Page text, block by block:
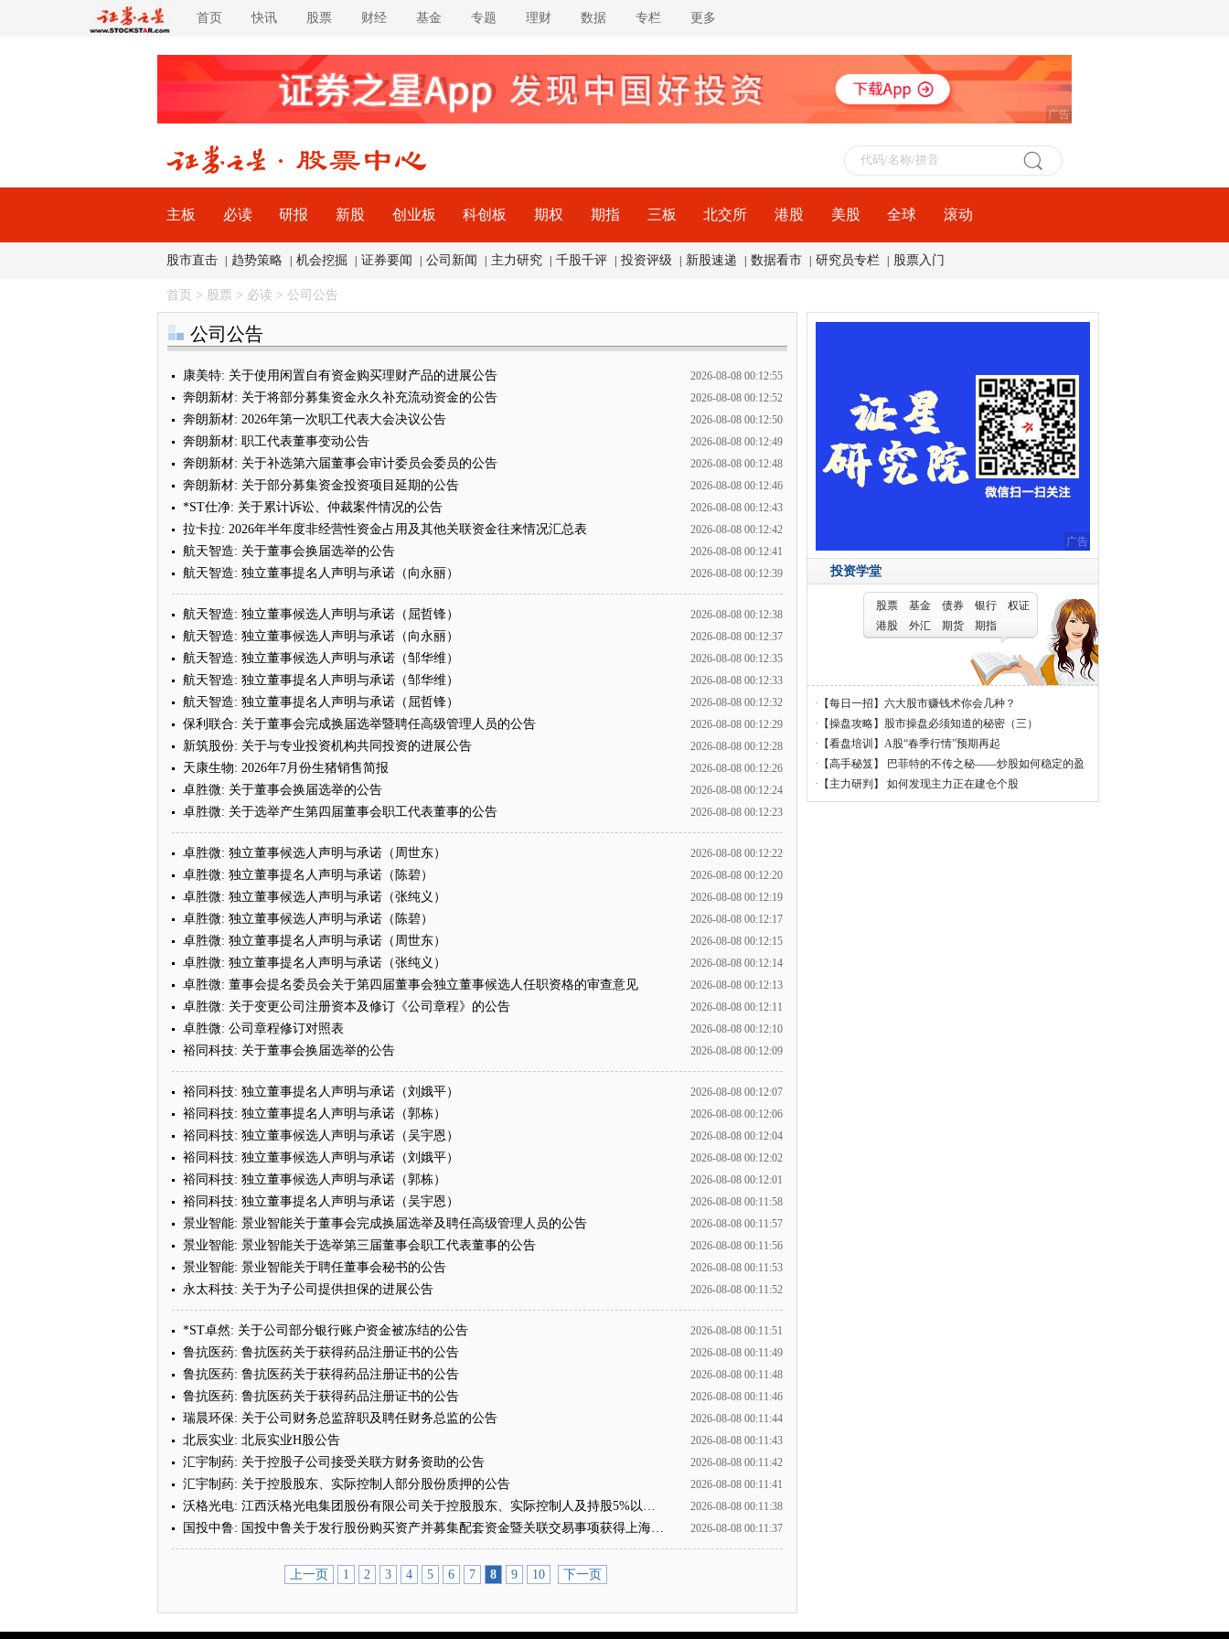
首页 快讯 股票 财经 基金 专题 理财 数据 专栏 更多
广告
主板 必读 研报 新股 创业板 科创板 期权 期指 三板 北交所 港股 美股 全球 滚动
股市直击 趋势策略 机会挖掘 证券要闻 公司新闻 主力研究 千股千评 投资评级 新股速递 数据看市 研究员专栏 股票入门
首页 > 股票 > 必读 > 公司公告
公司公告
2026-08-08 00:12:55
康美特: 关于使用闲置自有资金购买理财产品的进展公告
2026-08-08 00:12:52
奔朗新材: 关于将部分募集资金永久补充流动资金的公告
2026-08-08 00:12:50
奔朗新材: 2026年第一次职工代表大会决议公告
2026-08-08 00:12:49
奔朗新材: 职工代表董事变动公告
2026-08-08 00:12:48
奔朗新材: 关于补选第六届董事会审计委员会委员的公告
2026-08-08 00:12:46
奔朗新材: 关于部分募集资金投资项目延期的公告
2026-08-08 00:12:43
*ST仕净: 关于累计诉讼、仲裁案件情况的公告
2026-08-08 00:12:42
拉卡拉: 2026年半年度非经营性资金占用及其他关联资金往来情况汇总表
2026-08-08 00:12:41
航天智造: 关于董事会换届选举的公告
2026-08-08 00:12:39
航天智造: 独立董事提名人声明与承诺（向永丽）
2026-08-08 00:12:38
航天智造: 独立董事候选人声明与承诺（屈哲锋）
2026-08-08 00:12:37
航天智造: 独立董事候选人声明与承诺（向永丽）
2026-08-08 00:12:35
航天智造: 独立董事候选人声明与承诺（邹华维）
2026-08-08 00:12:33
航天智造: 独立董事提名人声明与承诺（邹华维）
2026-08-08 00:12:32
航天智造: 独立董事提名人声明与承诺（屈哲锋）
2026-08-08 00:12:29
保利联合: 关于董事会完成换届选举暨聘任高级管理人员的公告
2026-08-08 00:12:28
新筑股份: 关于与专业投资机构共同投资的进展公告
2026-08-08 00:12:26
天康生物: 2026年7月份生猪销售简报
2026-08-08 00:12:24
卓胜微: 关于董事会换届选举的公告
2026-08-08 00:12:23
卓胜微: 关于选举产生第四届董事会职工代表董事的公告
2026-08-08 00:12:22
卓胜微: 独立董事候选人声明与承诺（周世东）
2026-08-08 00:12:20
卓胜微: 独立董事提名人声明与承诺（陈碧）
2026-08-08 00:12:19
卓胜微: 独立董事候选人声明与承诺（张纯义）
2026-08-08 00:12:17
卓胜微: 独立董事候选人声明与承诺（陈碧）
2026-08-08 00:12:15
卓胜微: 独立董事提名人声明与承诺（周世东）
2026-08-08 00:12:14
卓胜微: 独立董事提名人声明与承诺（张纯义）
2026-08-08 00:12:13
卓胜微: 董事会提名委员会关于第四届董事会独立董事候选人任职资格的审查意见
2026-08-08 00:12:11
卓胜微: 关于变更公司注册资本及修订《公司章程》的公告
2026-08-08 00:12:10
卓胜微: 公司章程修订对照表
2026-08-08 00:12:09
裕同科技: 关于董事会换届选举的公告
2026-08-08 00:12:07
裕同科技: 独立董事提名人声明与承诺（刘娥平）
2026-08-08 00:12:06
裕同科技: 独立董事提名人声明与承诺（郭栋）
2026-08-08 00:12:04
裕同科技: 独立董事候选人声明与承诺（吴宇恩）
2026-08-08 00:12:02
裕同科技: 独立董事候选人声明与承诺（刘娥平）
2026-08-08 00:12:01
裕同科技: 独立董事候选人声明与承诺（郭栋）
2026-08-08 00:11:58
裕同科技: 独立董事提名人声明与承诺（吴宇恩）
2026-08-08 00:11:57
景业智能: 景业智能关于董事会完成换届选举及聘任高级管理人员的公告
2026-08-08 00:11:56
景业智能: 景业智能关于选举第三届董事会职工代表董事的公告
2026-08-08 00:11:53
景业智能: 景业智能关于聘任董事会秘书的公告
2026-08-08 00:11:52
永太科技: 关于为子公司提供担保的进展公告
2026-08-08 00:11:51
*ST卓然: 关于公司部分银行账户资金被冻结的公告
2026-08-08 00:11:49
鲁抗医药: 鲁抗医药关于获得药品注册证书的公告
2026-08-08 00:11:48
鲁抗医药: 鲁抗医药关于获得药品注册证书的公告
2026-08-08 00:11:46
鲁抗医药: 鲁抗医药关于获得药品注册证书的公告
2026-08-08 00:11:44
瑞晨环保: 关于公司财务总监辞职及聘任财务总监的公告
2026-08-08 00:11:43
北辰实业: 北辰实业H股公告
2026-08-08 00:11:42
汇宇制药: 关于控股子公司接受关联方财务资助的公告
2026-08-08 00:11:41
汇宇制药: 关于控股股东、实际控制人部分股份质押的公告
2026-08-08 00:11:38
沃格光电: 江西沃格光电集团股份有限公司关于控股股东、实际控制人及持股5%以…
2026-08-08 00:11:37
国投中鲁: 国投中鲁关于发行股份购买资产并募集配套资金暨关联交易事项获得上海…
上一页 1 2 3 4 5 6 7 8 9 10 下一页
广告
投资学堂
股票 基金 债券 银行
权证
港股
外汇 期货 期指
· 【每日一招】 六大股市赚钱术你会几种？
· 【操盘攻略】 股市操盘必须知道的秘密（三）
· 【看盘培训】 A股“春季行情”预期再起
· 【高手秘笈】
巴菲特的不传之秘——炒股如何稳定的盈
利
· 【主力研判】 如何发现主力正在建仓个股